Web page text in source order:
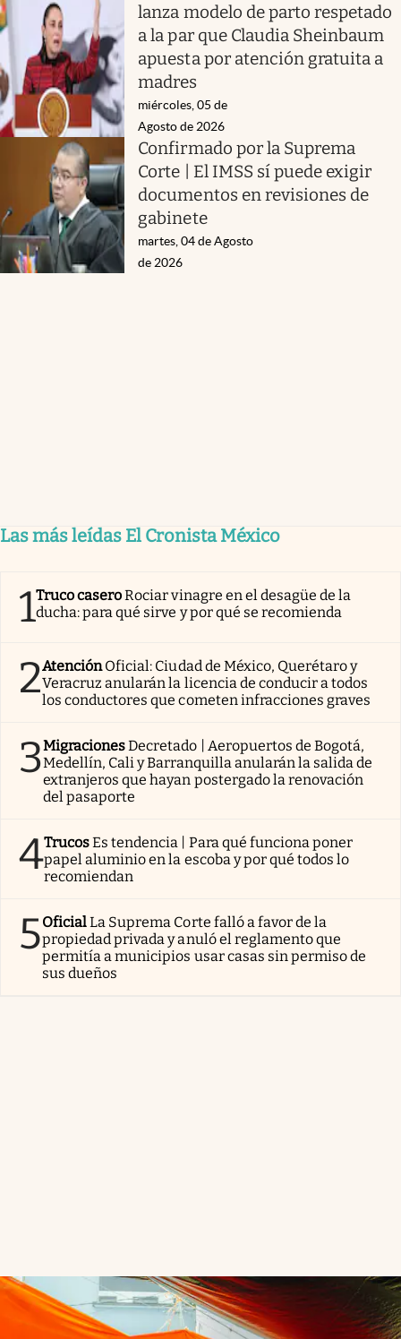
lanza modelo de parto respetado
a la par que Claudia Sheinbaum
apuesta por atención gratuita a
madres
miércoles, 05 de
Agosto de 2026
Confirmado por la Suprema
Corte | El IMSS sí puede exigir
documentos en revisiones de
gabinete
martes, 04 de Agosto
de 2026
Las más leídas El Cronista México
1Truco caseroRociar vinagre en el desagüe de la
ducha: para qué sirve y por qué se recomienda
2AtenciónOficial: Ciudad de México, Querétaro y
Veracruz anularán la licencia de conducir a todos
los conductores que cometen infracciones graves
3MigracionesDecretado | Aeropuertos de Bogotá,
Medellín, Cali y Barranquilla anularán la salida de
extranjeros que hayan postergado la renovación
del pasaporte
4TrucosEs tendencia | Para qué funciona poner
papel aluminio en la escoba y por qué todos lo
recomiendan
5OficialLa Suprema Corte falló a favor de la
propiedad privada y anuló el reglamento que
permitía a municipios usar casas sin permiso de
sus dueños